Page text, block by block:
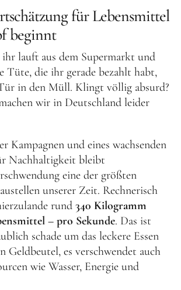
zum Ernährungsführerschein
Planetary Health Diet
& Sprachschätze
Winterzauber
Projekttag im KiKoMo
Für KiTas
Sprachschätze – Mit allen Sinnen
lernen
Winterzauber
Angebote
Klimabotschafter:in
für Lebensmittel
beginnt
lauft aus dem Supermarkt und
Tüte, die ihr gerade bezahlt habt,
in den Müll. Klingt völlig absurd?
wir in Deutschland leider
Kampagnen und eines wachsenden
Nachhaltigkeit bleibt
eine der größten
unserer Zeit. Rechnerisch
rund 340 Kilogramm
– pro Sekunde. Das ist
schade um das leckere Essen
Geldbeutel, es verschwendet auch
wie Wasser, Energie und